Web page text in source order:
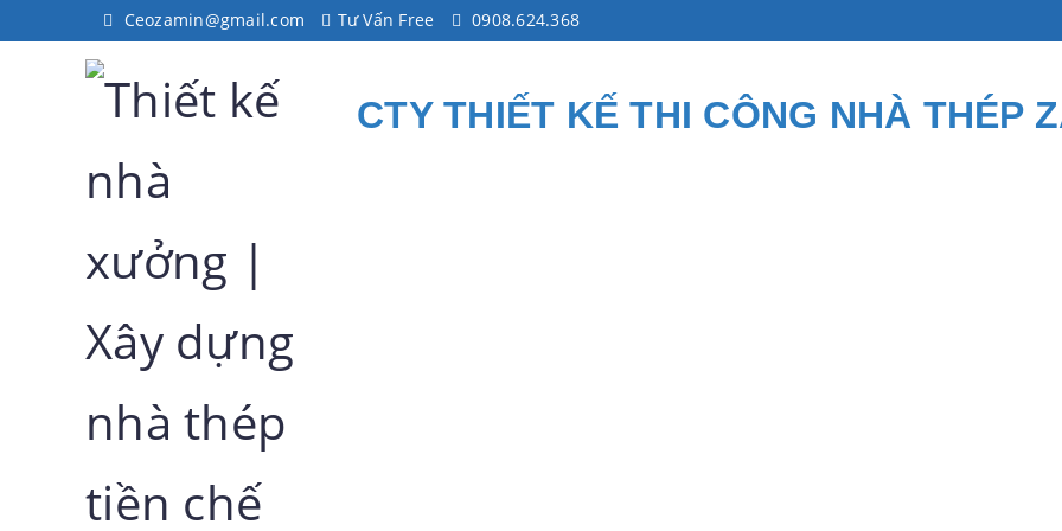
Ceozamin@gmail.com Tư Vấn Free 0908.624.368
CTY THIẾT KẾ THI CÔNG NHÀ THÉP